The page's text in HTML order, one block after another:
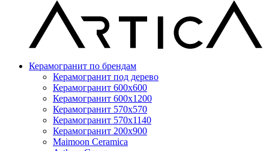
Керамогранит по брендам
Керамогранит под дерево
Керамогранит 600x600
Керамогранит 600x1200
Керамогранит 570x570
Керамогранит 570x1140
Керамогранит 200x900
Maimoon Ceramica